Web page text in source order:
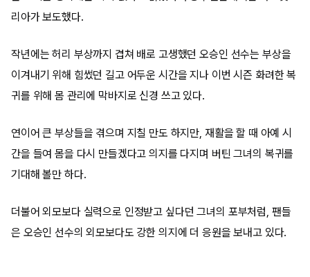
리아가 보도했다.
작년에는 허리 부상까지 겹쳐 배로 고생했던 오승인 선수는 부상을
이겨내기 위해 힘썼던 길고 어두운 시간을 지나 이번 시즌 화려한 복
귀를 위해 몸 관리에 막바지로 신경 쓰고 있다.
연이어 큰 부상들을 겪으며 지칠 만도 하지만, 재활을 할 때 아예 시
간을 들여 몸을 다시 만들겠다고 의지를 다지며 버틴 그녀의 복귀를
기대해 볼만 하다.
더불어 외모보다 실력으로 인정받고 싶다던 그녀의 포부처럼, 팬들
은 오승인 선수의 외모보다도 강한 의지에 더 응원을 보내고 있다.